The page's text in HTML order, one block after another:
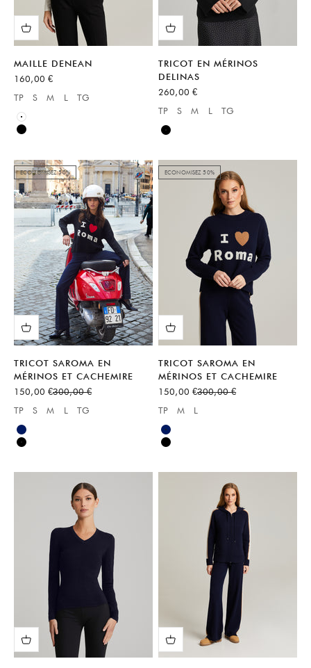
MAILLE DENEAN
Prix de vente
160,00 €
Available sizes:
TP S M L TG
Blanc
Noir
TRICOT EN MÉRINOS
DELINAS
Prix de vente
260,00 €
Available sizes:
TP S M L TG
Noir
ECONOMISEZ 50%
TRICOT SAROMA EN
MÉRINOS ET CACHEMIRE
Prix de vente
150,00 €Prix normal
300,00 €
Available sizes:
TP S M L TG
Bleu
Noir
ECONOMISEZ 50%
TRICOT SAROMA EN
MÉRINOS ET CACHEMIRE
Prix de vente
150,00 €Prix normal
300,00 €
Available sizes:
TP M L
Bleu
Noir